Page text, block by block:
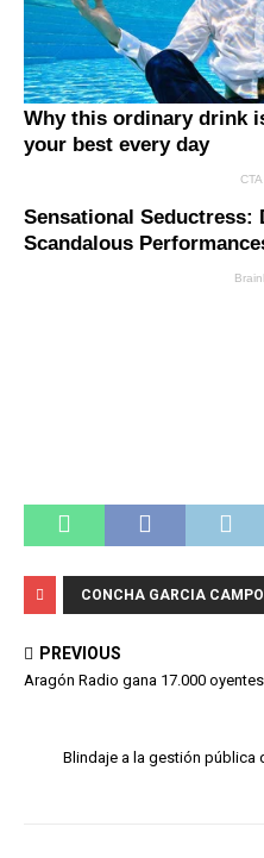
CONCHA GARCIA
PREVIOUS
Aragón Radio gana 17.000
Blindaje a la gestión pública